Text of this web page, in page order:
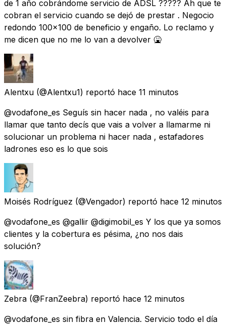
de 1 año cobrándome servicio de ADSL ????? Ah que te
cobran el servicio cuando se dejó de prestar . Negocio
redondo 100x100 de beneficio y engaño. Lo reclamo y
me dicen que no me lo van a devolver 🤮
Alentxu (@Alentxu1) reportó hace 11 minutos
@vodafone_es Seguís sin hacer nada , no valéis para
llamar que tanto decís que vais a volver a llamarme ni
solucionar un problema ni hacer nada , estafadores
ladrones eso es lo que sois
Moisés Rodríguez (@Vengador) reportó hace 12 minutos
@vodafone_es @gallir @digimobil_es Y los que ya somos
clientes y la cobertura es pésima, ¿no nos dais
solución?
Zebra (@FranZeebra) reportó hace 12 minutos
@vodafone_es sin fibra en Valencia. Servicio todo el día